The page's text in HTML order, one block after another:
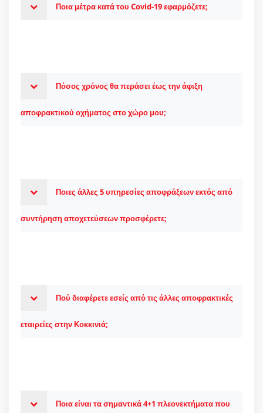
Ποια μέτρα κατά του Covid-19 εφαρμόζετε;
Πόσος χρόνος θα περάσει έως την άφιξη
αποφρακτικού οχήματος στο χώρο μου;
Ποιες άλλες 5 υπηρεσίες αποφράξεων εκτός από
συντήρηση αποχετεύσεων προσφέρετε;
Πού διαφέρετε εσείς από τις άλλες αποφρακτικές
εταιρείες στην Κοκκινιά;
Ποια είναι τα σημαντικά 4+1 πλεονεκτήματα που